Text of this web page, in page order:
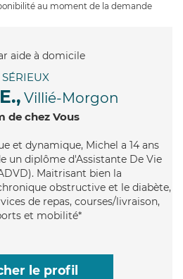
au moment de la demande
SÉRIEUX
Villié-Morgon
de chez Vous
et dynamique, Michel a 14 ans
un diplôme d'Assistante De Vie
Maitrisant bien la
obstructive et le diabète,
de repas, courses/livraison,
et mobilité*
le profil